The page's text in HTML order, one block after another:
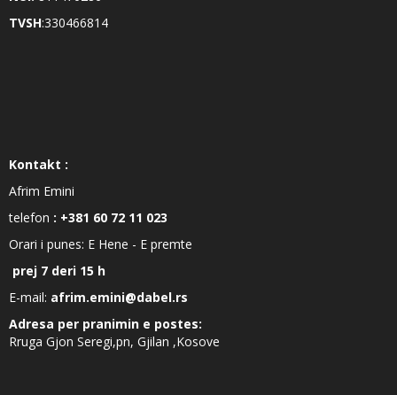
TVSH:330466814
Kontakt :
Afrim Emini
telefon : +381 60 72 11 023
Orari i punes: E Hene - E premte
prej 7 deri 15 h
E-mail: afrim.emini@dabel.rs
Adresa per pranimin e postes:
Rruga Gjon Seregi,pn, Gjilan ,Kosove